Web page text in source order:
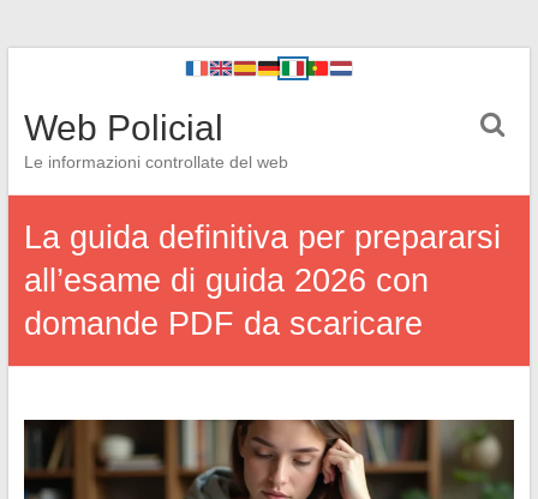
Web Policial
Le informazioni controllate del web
La guida definitiva per prepararsi
all’esame di guida 2026 con
domande PDF da scaricare